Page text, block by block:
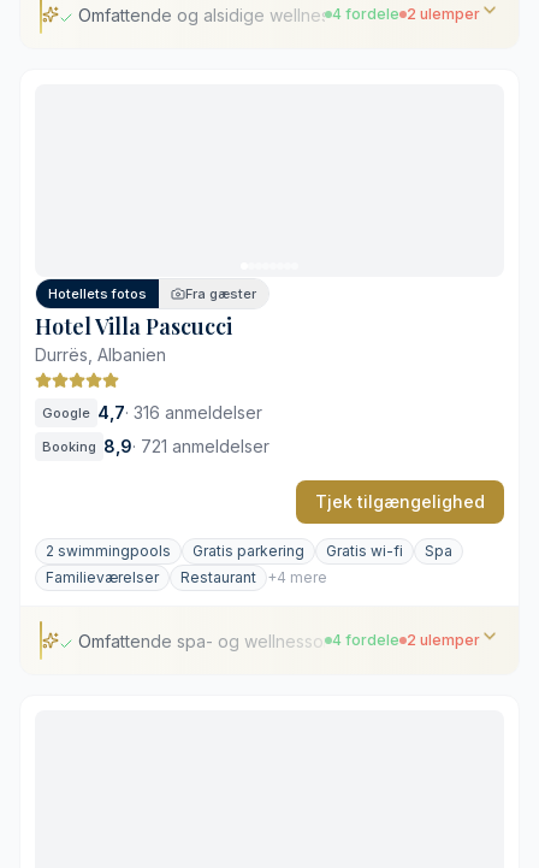
Omfattende og alsidige wellnessfaciliteter
4 fordele 2 ulemper
Hotellets fotos Fra gæster
Hotel Villa Pascucci
Durrës, Albanien
Google 4,7· 316 anmeldelser
Booking 8,9· 721 anmeldelser
Tjek tilgængelighed
2 swimmingpools Gratis parkering Gratis wi-fi
Spa
Familieværelser
Restaurant +4 mere
Omfattende spa- og wellnessområde
4 fordele 2 ulemper